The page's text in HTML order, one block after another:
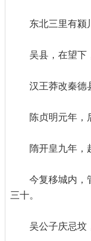
东北三里有颍
吴县，在望下
汉王莽改秦德
陈贞明元年，
隋开皇九年，
今复移城内，
三十。
吴公子庆忌坟